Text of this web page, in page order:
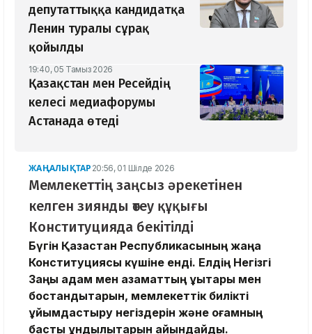
депутаттыққа кандидатқа
Ленин туралы сұрақ
қойылды
19:40, 05 Тамыз 2026
Қазақстан мен Ресейдің
келесі медиафорумы
Астанада өтеді
ЖАҢАЛЫҚТАР 20:56, 01 Шілде 2026
Мемлекеттің заңсыз әрекетінен
келген зиянды өтеу құқығы
Конституцияда бекітілді
Бүгін Қазақстан Республикасының жаңа
Конституциясы күшіне енді. Елдің Негізгі
Заңы адам мен азаматтың құқықтары мен
бостандықтарын, мемлекеттік билікті
ұйымдастыру негіздерін және қоғамның
басты құндылықтарын айқындайды.